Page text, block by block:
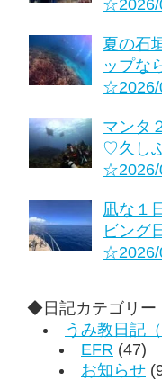
☆2026/
夏の石
ップな
☆2026/
マンタ
♡久し
☆2026/
凪な１
ビング
☆2026/
◆日記カテゴリー
うみ教日記
EFR (47)
お知らせ